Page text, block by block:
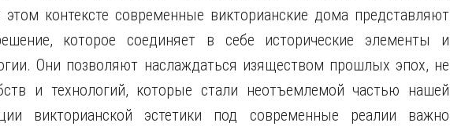
контексте современные викторианские дома представляют
которое соединяет в себе исторические элементы и
Они позволяют наслаждаться изяществом прошлых эпох, не
и технологий, которые стали неотъемлемой частью нашей
викторианской эстетики под современные реалии важно